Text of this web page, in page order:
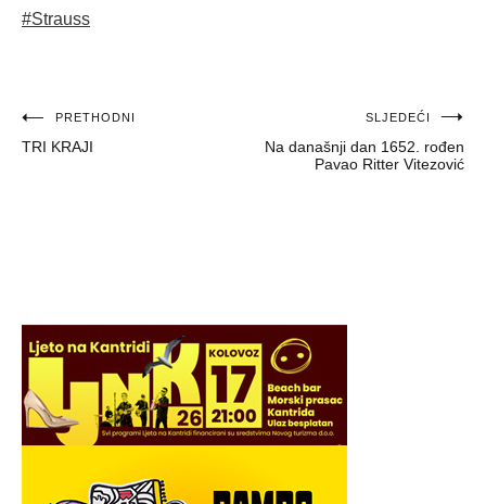
#Strauss
Navigacija
objava
PRETHODNI
TRI KRAJI
SLJEDEĆI
Na današnji dan 1652. rođen
Pavao Ritter Vitezović